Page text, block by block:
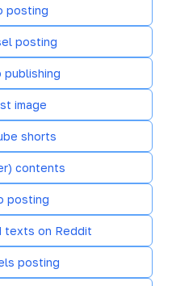
posting
posting
publishing
image
shorts
contents
posting
texts on Reddit
posting